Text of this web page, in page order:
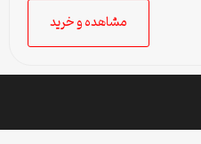
مشاهده و خرید